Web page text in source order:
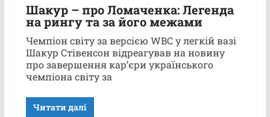
Шакур – про Ломаченка: Легенда
на рингу та за його межами
Чемпіон світу за версією WBC у легкій вазі
Шакур Стівенсон відреагував на новину
про завершення кар’єри українського
чемпіона світу за
Читати далі